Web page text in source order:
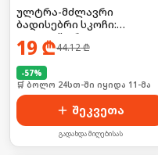
ულტრა-მძლავრი
ბადისებრი სკოჩი:
დააფიქსირე
ხალიჩებიდან დაწყებული,
დამთავრებული! 🦍💥
19 ₾44.12₾
-57%
🛒 ბოლო 24სთ-ში იყიდა 11-მა
შეკვეთა
გადახდა მიღებისას